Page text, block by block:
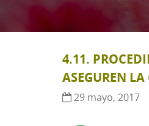
4.11.
ASEGUREN
29 mayo, 2017